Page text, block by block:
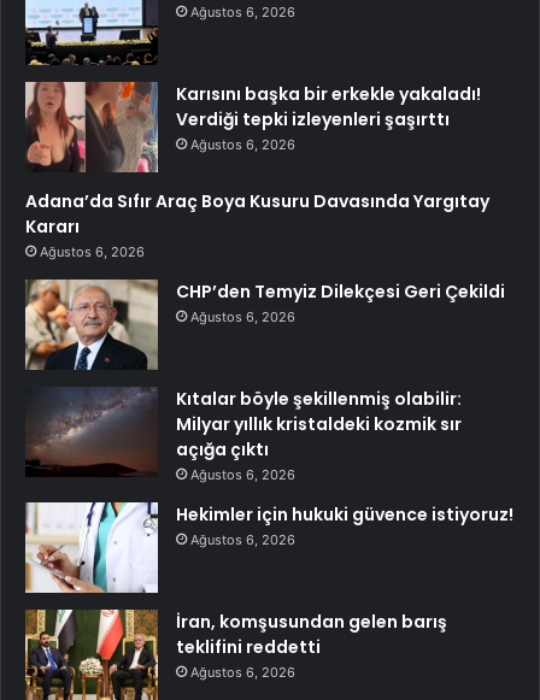
Ağustos 6, 2026
Karısını başka bir erkekle yakaladı!
Verdiği tepki izleyenleri şaşırttı
Ağustos 6, 2026
Adana’da Sıfır Araç Boya Kusuru Davasında Yargıtay
Kararı
Ağustos 6, 2026
CHP’den Temyiz Dilekçesi Geri Çekildi
Ağustos 6, 2026
Kıtalar böyle şekillenmiş olabilir:
Milyar yıllık kristaldeki kozmik sır
açığa çıktı
Ağustos 6, 2026
Hekimler için hukuki güvence istiyoruz!
Ağustos 6, 2026
İran, komşusundan gelen barış
teklifini reddetti
Ağustos 6, 2026